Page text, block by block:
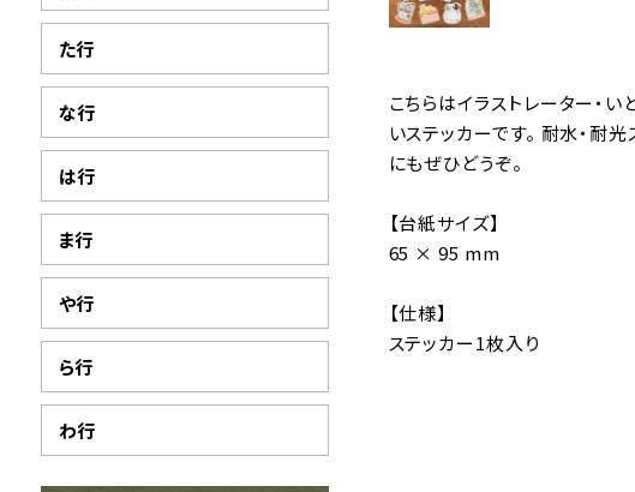
た行
な行
は行
ま行
や行
ら行
わ行
こちらはイラストレーター・
いステッカーです。 耐水・耐
にもぜひどうぞ。
【台紙サイズ】
65 × 95 mm
【仕様】
ステッカー1枚入り